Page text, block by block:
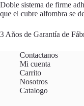
Doble sistema de firme
que el cubre alfombra se
3 Años de Garantía de
Contactanos
Mi cuenta
Carrito
Nosotros
Catalogo